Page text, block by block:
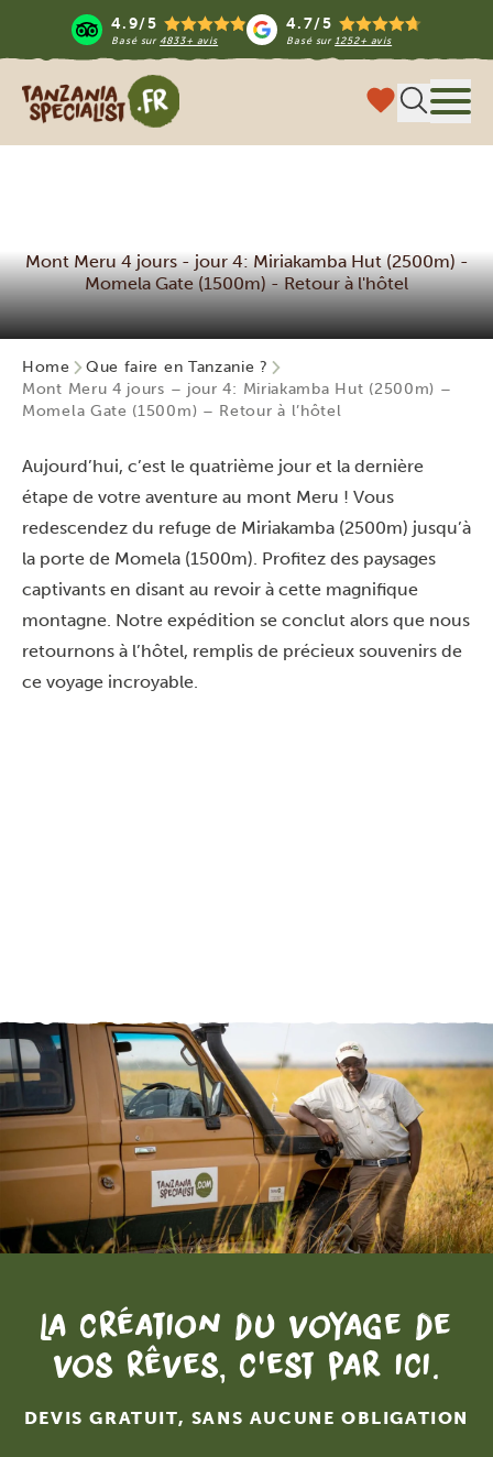
4.9/5
Basé sur 4833+ avis
4.7/5
Basé sur1252+ avis
Tanzania Specialist
Mont Meru 4 jours - jour 4: Miriakamba Hut (2500m) -
Momela Gate (1500m) - Retour à l'hôtel
Home
Que faire en Tanzanie ?
Mont Meru 4 jours – jour 4: Miriakamba Hut (2500m) –
Momela Gate (1500m) – Retour à l’hôtel
Aujourd’hui, c’est le quatrième jour et la dernière
étape de votre aventure au mont Meru ! Vous
redescendez du refuge de Miriakamba (2500m) jusqu’à
la porte de Momela (1500m). Profitez des paysages
captivants en disant au revoir à cette magnifique
montagne. Notre expédition se conclut alors que nous
retournons à l’hôtel, remplis de précieux souvenirs de
ce voyage incroyable.
La création du voyage de
vos rêves, c'est par ici.
DEVIS GRATUIT, SANS AUCUNE OBLIGATION